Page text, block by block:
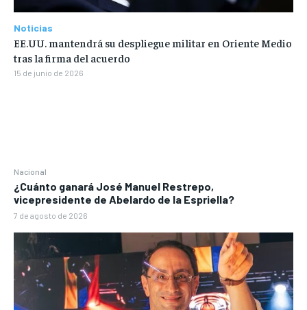
Nacional
¿Cuánto ganará José Manuel Restrepo,
vicepresidente de Abelardo de la Espriella?
7 de agosto de 2026
Noticias
EE.UU. mantendrá su despliegue militar en Oriente Medio
tras la firma del acuerdo
15 de junio de 2026